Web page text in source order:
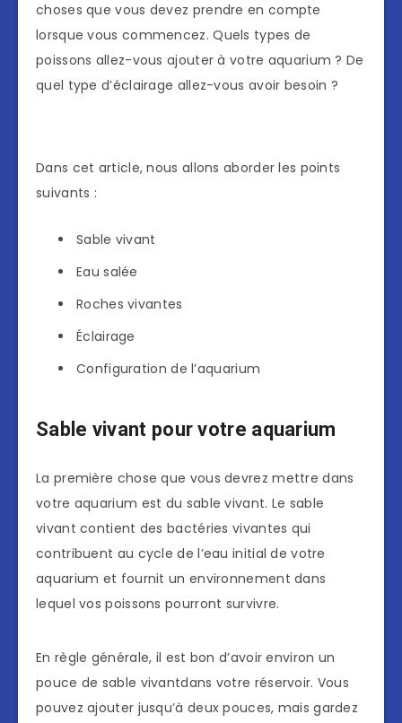
choses que vous devez prendre en compte
lorsque vous commencez. Quels types de
poissons allez-vous ajouter à votre aquarium ? De
quel type d’éclairage allez-vous avoir besoin ?
Dans cet article, nous allons aborder les points
suivants :
Sable vivant
Eau salée
Roches vivantes
Éclairage
Configuration de l’aquarium
Sable vivant pour votre aquarium
La première chose que vous devrez mettre dans
votre aquarium est du sable vivant. Le sable
vivant contient des bactéries vivantes qui
contribuent au cycle de l’eau initial de votre
aquarium et fournit un environnement dans
lequel vos poissons pourront survivre.
En règle générale, il est bon d’avoir environ un
pouce de sable vivantdans votre réservoir. Vous
pouvez ajouter jusqu’à deux pouces, mais gardez